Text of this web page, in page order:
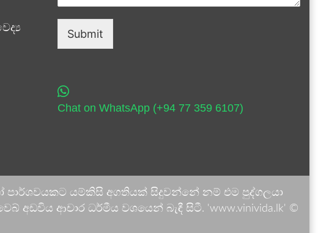
Submit
Chat on WhatsApp (+94 77 359 6107)
පාර්ශවයකට යම්කිසි අගතියක් සිදුවන්නේ නම් එම පුද්ගලයා
ආචාර ධර්මීය වශයෙන් බැඳී සිටී. 'www.vinivida.lk' ©